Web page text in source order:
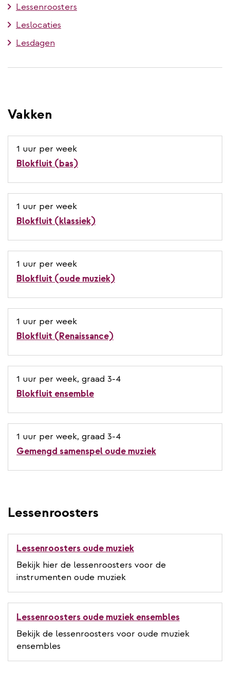
Lessenroosters
Leslocaties
Lesdagen
Vakken
1 uur per week
Blokfluit (bas)
1 uur per week
Blokfluit (klassiek)
1 uur per week
Blokfluit (oude muziek)
1 uur per week
Blokfluit (Renaissance)
1 uur per week, graad 3-4
Blokfluit ensemble
1 uur per week, graad 3-4
Gemengd samenspel oude muziek
Lessenroosters
Lessenroosters oude muziek
Bekijk hier de lessenroosters voor de
instrumenten oude muziek
Lessenroosters oude muziek ensembles
Bekijk de lessenroosters voor oude muziek
ensembles